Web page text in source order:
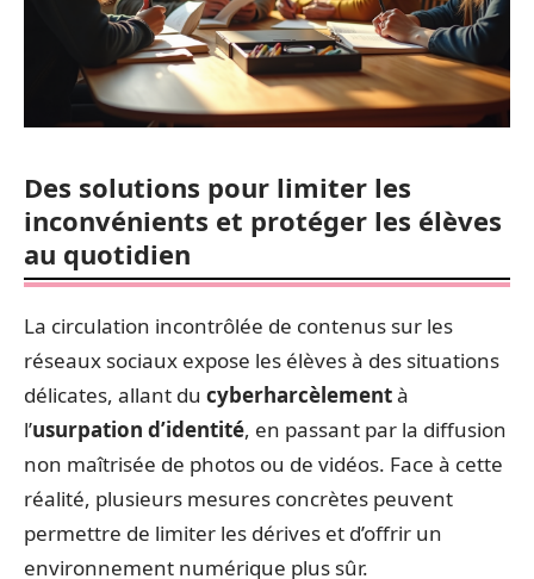
Des solutions pour limiter les
inconvénients et protéger les élèves
au quotidien
La circulation incontrôlée de contenus sur les
réseaux sociaux expose les élèves à des situations
délicates, allant du cyberharcèlementà
l’usurpation d’identité, en passant par la diffusion
non maîtrisée de photos ou de vidéos. Face à cette
réalité, plusieurs mesures concrètes peuvent
permettre de limiter les dérives et d’offrir un
environnement numérique plus sûr.